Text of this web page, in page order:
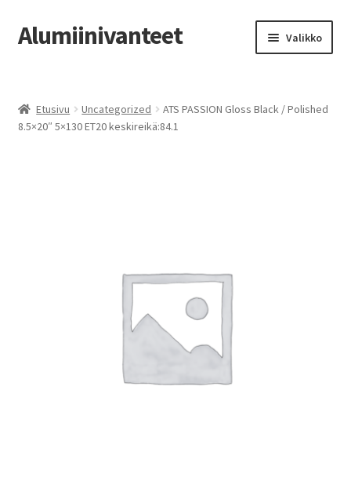
Siirry
navigointiin
Siirry
sisältöön
Alumiinivanteet Valikko
Kauppa
Etusivu Uncategorized
ATS PASSION Gloss Black / Polished
8.5×20″ 5×130 ET20 keskireikä:84.1